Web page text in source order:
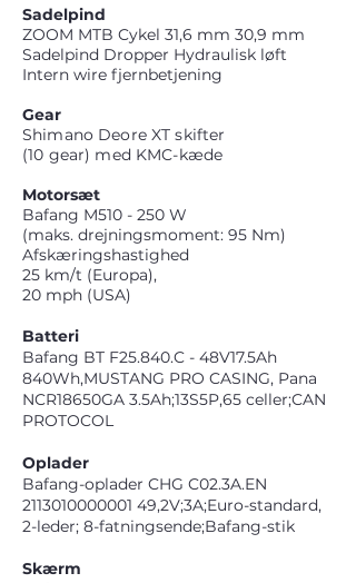
Sadelpind
ZOOM MTB Cykel 31,6 mm 30,9 mm
Sadelpind Dropper Hydraulisk løft
Intern wire fjernbetjening
Gear
Shimano Deore XT skifter
(10 gear) med KMC-kæde
Motorsæt
Bafang M510 - 250 W
(maks. drejningsmoment: 95 Nm)
Afskæringshastighed
25 km/t (Europa),
20 mph (USA)
Batteri
Bafang BT F25.840.C - 48V17.5Ah
840Wh,MUSTANG PRO CASING, Pana
NCR18650GA 3.5Ah;13S5P,65 celler;CAN
PROTOCOL
Oplader
Bafang-oplader CHG C02.3A.EN
2113010000001 49,2V;3A;Euro-standard,
2-leder; 8-fatningsende;Bafang-stik
Skærm